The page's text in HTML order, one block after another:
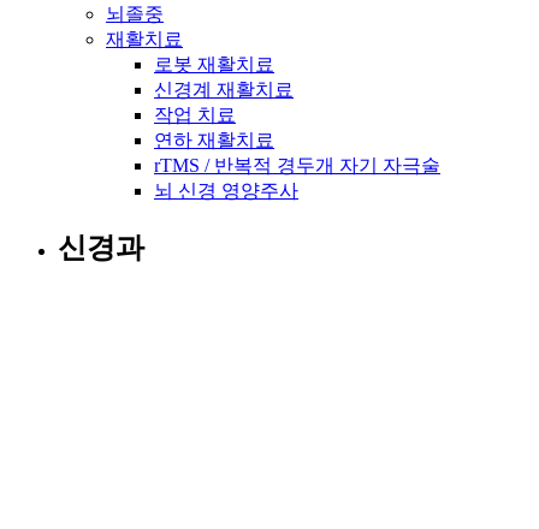
뇌졸중
재활치료
로봇 재활치료
신경계 재활치료
작업 치료
연하 재활치료
rTMS / 반복적 경두개 자기 자극술
뇌 신경 영양주사
신경과